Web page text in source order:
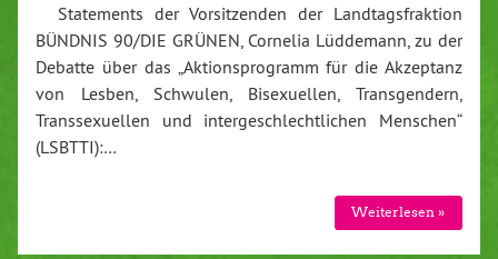
Statements der Vorsitzenden der Landtagsfraktion
BÜNDNIS 90/DIE GRÜNEN, Cornelia Lüddemann, zu der
Debatte über das „Aktionsprogramm für die Akzeptanz
von Lesben, Schwulen, Bisexuellen, Transgendern,
Transsexuellen und intergeschlechtlichen Menschen“
(LSBTTI):…
Weiterlesen »